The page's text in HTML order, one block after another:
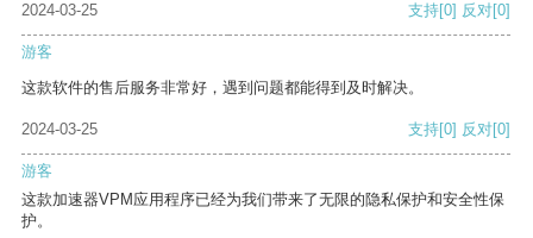
2024-03-25 支持[0] 反对[0]
游客
这款软件的售后服务非常好，遇到问题都能得到及时解决。
2024-03-25 支持[0] 反对[0]
游客
这款加速器VPM应用程序已经为我们带来了无限的隐私保护和安全性保
护。